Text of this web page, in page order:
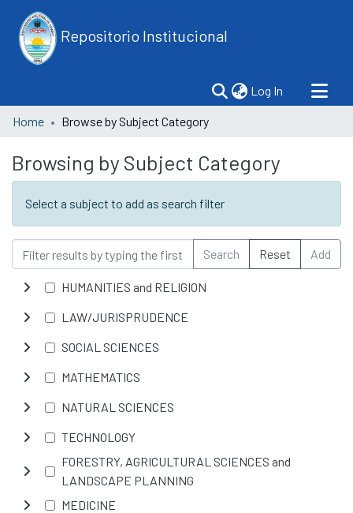
Repositorio Institucional
Log In (current)
Home Browse by Subject Category
Browsing by Subject Category
Select a subject to add as search filter
Search Reset Add
HUMANITIES and RELIGION
LAW/JURISPRUDENCE
SOCIAL SCIENCES
MATHEMATICS
NATURAL SCIENCES
TECHNOLOGY
FORESTRY, AGRICULTURAL SCIENCES and
LANDSCAPE PLANNING
MEDICINE